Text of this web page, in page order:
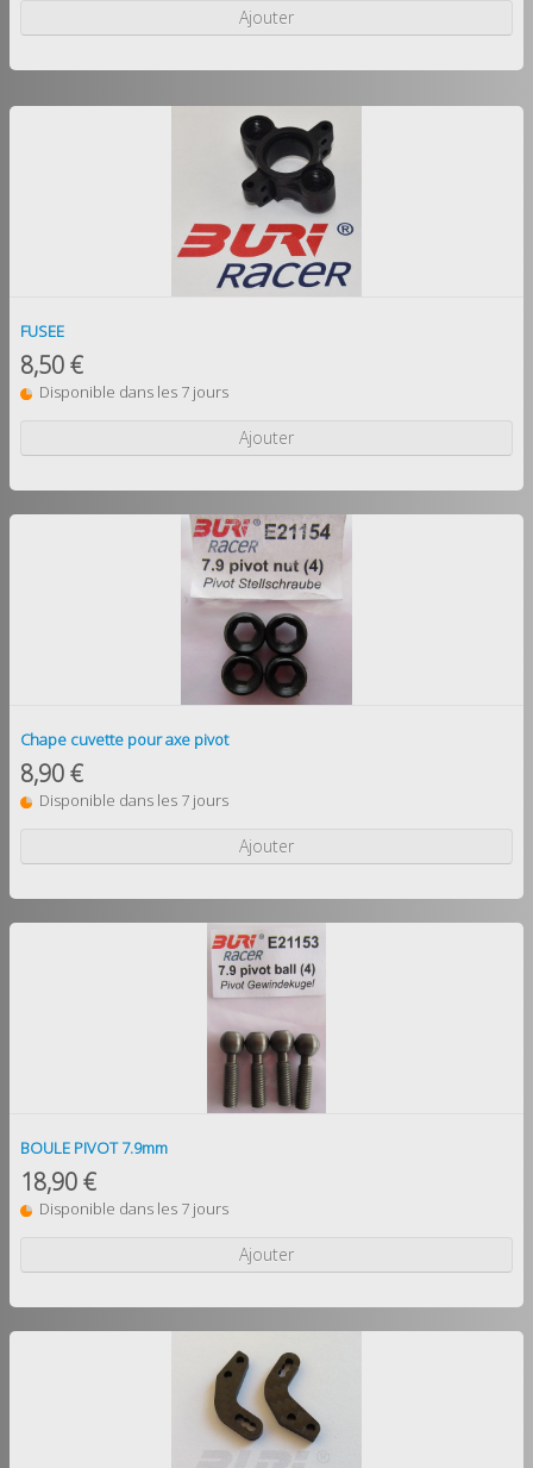
Ajouter
FUSEE
8,50 €
Disponible dans les 7 jours
Ajouter
Chape cuvette pour axe pivot
8,90 €
Disponible dans les 7 jours
Ajouter
BOULE PIVOT 7.9mm
18,90 €
Disponible dans les 7 jours
Ajouter